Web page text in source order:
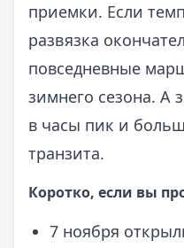
приемки. Если
развязка
повседневные
зимнего сезона. А
в часы пик и
транзита.
Коротко, если вы
7 ноября